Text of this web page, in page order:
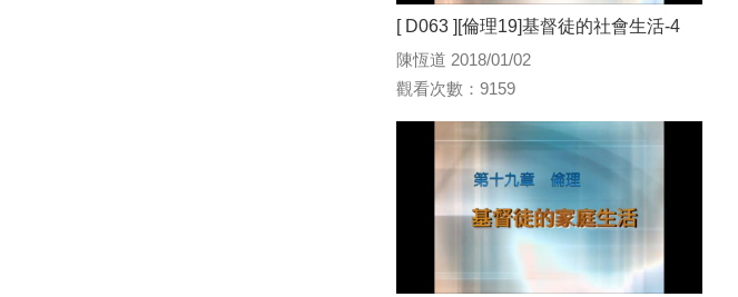
[ D063 ][倫理19]基督徒的社會生活-4
陳恆道 2018/01/02
觀看次數：9159